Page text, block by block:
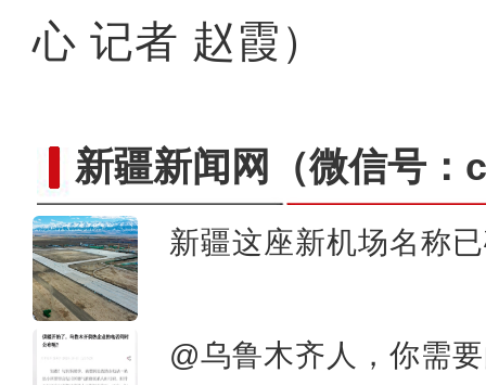
心 记者 赵霞）
新疆新闻网 （微信号
新疆这座新机场名称
@乌鲁木齐人，你需